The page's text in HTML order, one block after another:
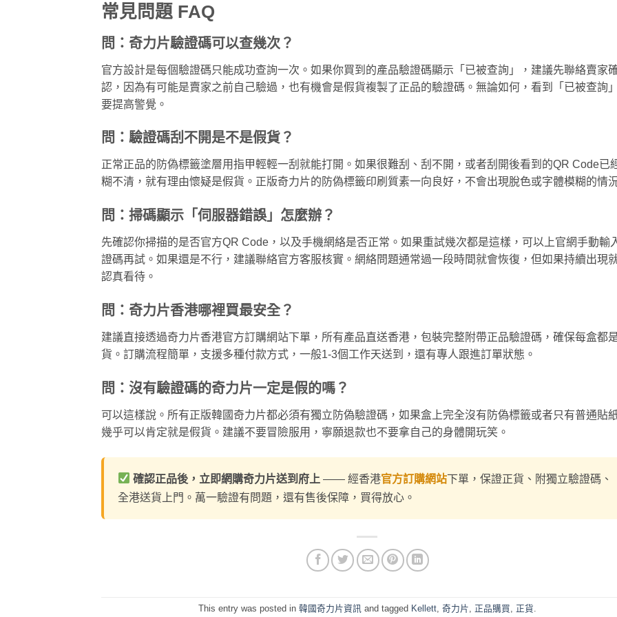
常見問題 FAQ
問：奇力片驗證碼可以查幾次？
官方設計是每個驗證碼只能成功查詢一次。如果你買到的產品驗證碼顯示「已被查詢」，建議先聯絡賣家
認，因為有可能是賣家之前自己驗過，也有機會是假貨複製了正品的驗證碼。無論如何，看到「已被查詢
要提高警覺。
問：驗證碼刮不開是不是假貨？
正常正品的防偽標籤塗層用指甲輕輕一刮就能打開。如果很難刮、刮不開，或者刮開後看到的QR Code已
糊不清，就有理由懷疑是假貨。正版奇力片的防偽標籤印刷質素一向良好，不會出現脫色或字體模糊的情
問：掃碼顯示「伺服器錯誤」怎麼辦？
先確認你掃描的是否官方QR Code，以及手機網絡是否正常。如果重試幾次都是這樣，可以上官網手動輸
證碼再試。如果還是不行，建議聯絡官方客服核實。網絡問題通常過一段時間就會恢復，但如果持續出現
認真看待。
問：奇力片香港哪裡買最安全？
建議直接透過奇力片香港官方訂購網站下單，所有產品直送香港，包裝完整附帶正品驗證碼，確保每盒都
貨。訂購流程簡單，支援多種付款方式，一般1-3個工作天送到，還有專人跟進訂單狀態。
問：沒有驗證碼的奇力片一定是假的嗎？
可以這樣說。所有正版韓國奇力片都必須有獨立防偽驗證碼，如果盒上完全沒有防偽標籤或者只有普通貼紙
幾乎可以肯定就是假貨。建議不要冒險服用，寧願退款也不要拿自己的身體開玩笑。
確認正品後，立即網購奇力片送到府上 —— 經香港官方訂購網站下單，保證正貨、附獨立驗證碼、
全港送貨上門。萬一驗證有問題，還有售後保障，買得放心。
This entry was posted in 韓國奇力片資訊and tagged Kellett, 奇力片, 正品購買, 正貨.